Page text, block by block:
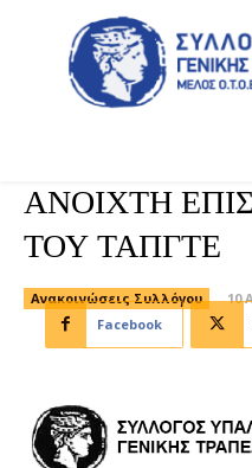
ΑΝΟΙΧΤΗ
ΤΟΥ ΤΑΠΓΤΕ
Ανακοινώσεις Συλλόγου
10
Facebook